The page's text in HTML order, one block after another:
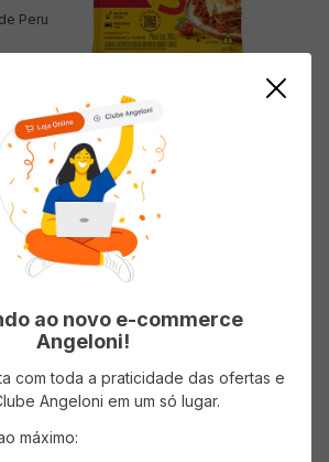
Peru
Lasanha SADIA Bolonhesa 350g
(0 avaliações)
( R$ 34,26/kg )
11,99
ao novo e-commerce
Angeloni!
com toda a praticidade das ofertas e
Angeloni em um só lugar.
máximo: